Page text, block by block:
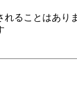
ることはあり